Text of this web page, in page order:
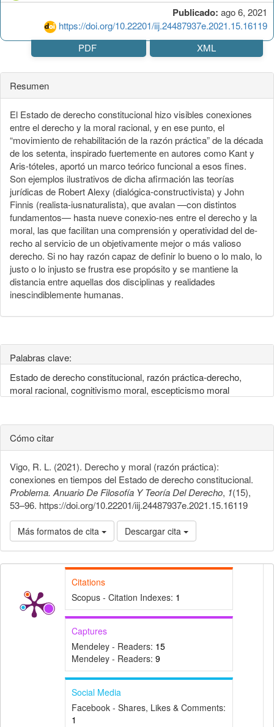
Publicado: ago 6, 2021
https://doi.org/10.22201/iij.24487937e.2021.15.16119
PDF XML
Resumen
El Estado de derecho constitucional hizo visibles conexiones
entre el derecho y la moral racional, y en ese punto, el
“movimiento de rehabilitación de la razón práctica” de la década
de los setenta, inspirado fuertemente en autores como Kant y
Aris-tóteles, aportó un marco teórico funcional a esos fines.
Son ejemplos ilustrativos de dicha afirmación las teorías
jurídicas de Robert Alexy (dialógica-constructivista) y John
Finnis (realista-iusnaturalista), que avalan —con distintos
fundamentos— hasta nueve conexio-nes entre el derecho y la
moral, las que facilitan una comprensión y operatividad del de-
recho al servicio de un objetivamente mejor o más valioso
derecho. Si no hay razón capaz de definir lo bueno o lo malo, lo
justo o lo injusto se frustra ese propósito y se mantiene la
distancia entre aquellas dos disciplinas y realidades
inescindiblemente humanas.
Palabras clave:
Estado de derecho constitucional, razón práctica-derecho,
moral racional, cognitivismo moral, escepticismo moral
Cómo citar
Vigo, R. L. (2021). Derecho y moral (razón práctica):
conexiones en tiempos del Estado de derecho constitucional.
Problema. Anuario De Filosofía Y Teoría Del Derecho, 1(15),
53–96. https://doi.org/10.22201/iij.24487937e.2021.15.16119
Más formatos de cita Descargar cita
Citations
Scopus - Citation Indexes: 1
Captures
Mendeley - Readers: 15
Mendeley - Readers: 9
Social Media
Facebook - Shares, Likes & Comments:
1